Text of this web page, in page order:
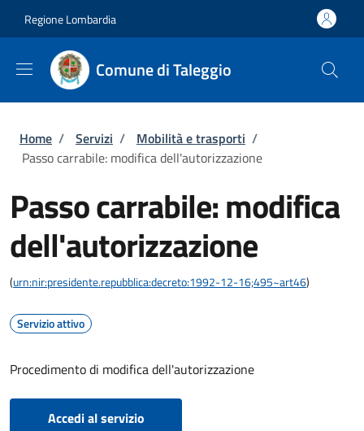
Regione Lombardia
Comune di Taleggio
Briciole di pane
Home / Servizi / Mobilità e trasporti /
Passo carrabile: modifica dell'autorizzazione
Passo carrabile: modifica
dell'autorizzazione
(urn:nir:presidente.repubblica:decreto:1992-12-16;495~art46)
Servizio attivo
Procedimento di modifica dell'autorizzazione
Accedi al servizio